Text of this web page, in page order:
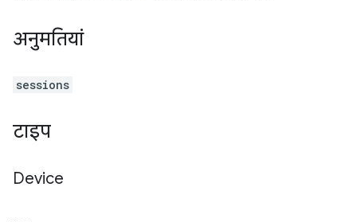
अनुमतियां
sessions
टाइप
Device